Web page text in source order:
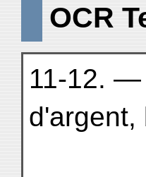
OCR
11-12. —
d'argent,